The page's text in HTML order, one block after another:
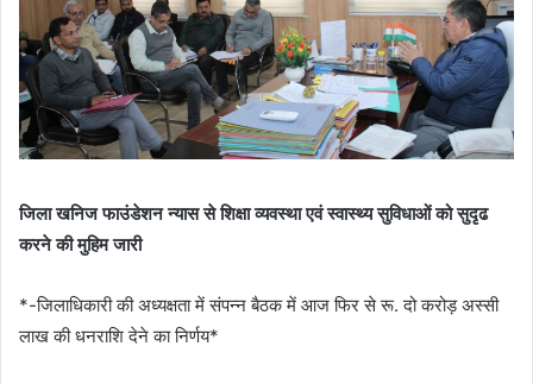
i
जिला खनिज फाउंडेशन न्यास से शिक्षा व्यवस्था एवं स्वास्थ्य सुविधाओं को सुदृढ
करने की मुहिम जारी
*-जिलाधिकारी की अध्यक्षता में संपन्न बैठक में आज फिर से रू. दो करोड़ अस्सी
लाख की धनराशि देने का निर्णय*